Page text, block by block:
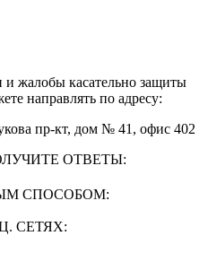
жалобы касательно защиты
направлять по адресу:
пр-кт, дом № 41, офис 402
ОТВЕТЫ:
СПОСОБОМ:
СЕТЯХ: